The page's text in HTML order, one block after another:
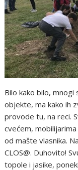
Bilo kako bilo,
objekte, ma kako ih
provode tu, na reci.
cvećem,
od mašte vlasnika.
CLOS@. Duhovito!
topole i jasike,